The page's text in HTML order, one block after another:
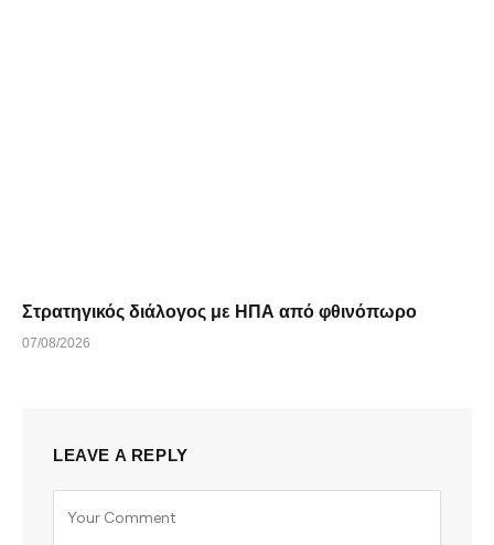
Στρατηγικός διάλογος με ΗΠΑ από φθινόπωρο
07/08/2026
LEAVE A REPLY